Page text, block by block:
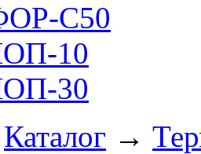
С50
10
30
Каталог →